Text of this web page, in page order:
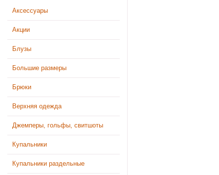
Аксессуары
Акции
Блузы
Большие размеры
Брюки
Верхняя одежда
Джемперы, гольфы, свитшоты
Купальники
Купальники раздельные